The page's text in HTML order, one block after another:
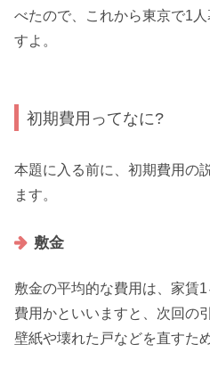
べたので、これから東京で1
すよ。
初期費用ってなに?
本題に入る前に、初期費用の
ます。
敷金
敷金の平均的な費用は、家賃
費用かといいますと、次回の
壁紙や壊れた戸などを直すた